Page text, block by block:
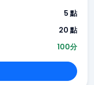
5 點
20 點
100分